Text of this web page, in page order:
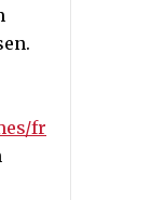
fr